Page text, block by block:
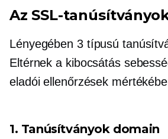
Az SSL-
Lényegében 3 típusú
Eltérnek a kibocsátás
eladói ellenőrzések
1. Tanúsítványok domain